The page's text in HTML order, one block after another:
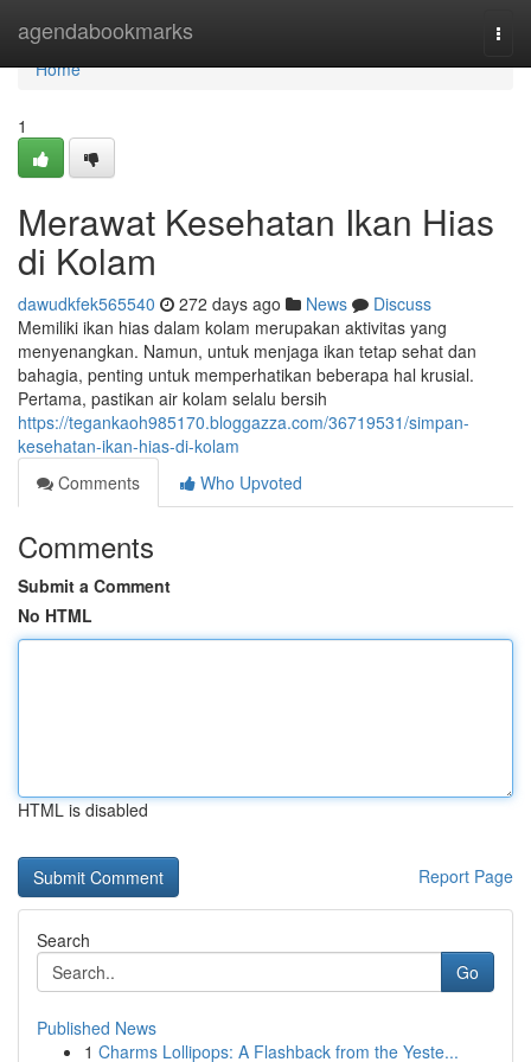
agendabookmarks
Home
Home
1
Merawat Kesehatan Ikan Hias
di Kolam
dawudkfek565540 272 days ago News
Discuss
Memiliki ikan hias dalam kolam merupakan aktivitas yang
menyenangkan. Namun, untuk menjaga ikan tetap sehat dan
bahagia, penting untuk memperhatikan beberapa hal krusial.
Pertama, pastikan air kolam selalu bersih
https://tegankaoh985170.bloggazza.com/36719531/simpan-
kesehatan-ikan-hias-di-kolam
Comments
Who Upvoted
Comments
Submit a Comment
No HTML
HTML is disabled
Report Page
Search
Go
Published News
1 Charms Lollipops: A Flashback from the Yeste...